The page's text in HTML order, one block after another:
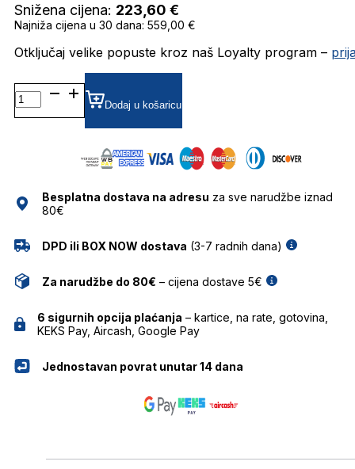
Snižena cijena: 223,60 €
Najniža cijena u 30 dana: 559,00 €
Otključaj velike popuste kroz naš Loyalty program –
SK0387 SUNČANE
NAOČALE
SWAROVSKI
Dodaj u košaricu
Besplatna dostava na adresu za sve narudžbe iznad
80€
DPD ili BOX NOW dostava (3-7 radnih dana)
Za narudžbe do 80€ – cijena dostave 5€
6 sigurnih opcija plaćanja – kartice, na rate, gotovina,
KEKS Pay, Aircash, Google Pay
Jednostavan povrat unutar 14 dana